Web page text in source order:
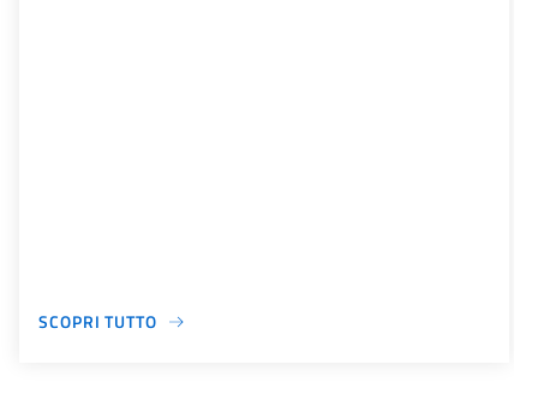
SCOPRI TUTTO